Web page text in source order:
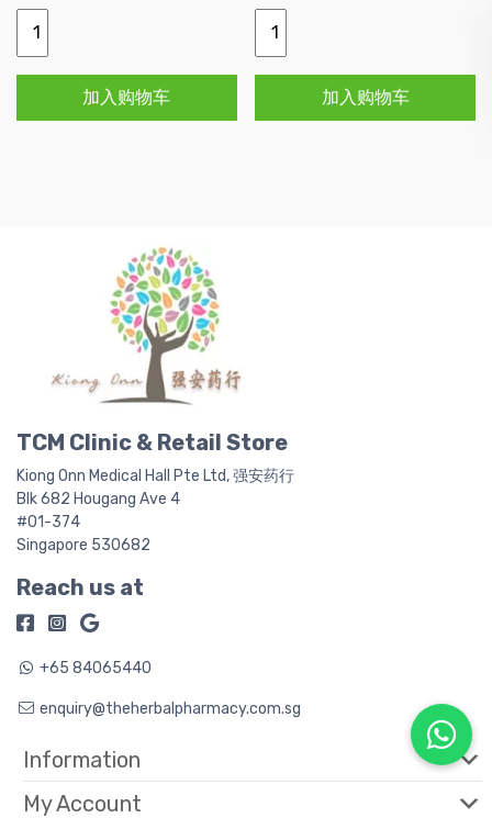
正
花
加入购物车
老
苍
加入购物车
TCM Clinic & Retail Store
Kiong Onn Medical Hall Pte Ltd, 强安药行
Blk 682 Hougang Ave 4
#01-374
Singapore 530682
Reach us at
+65 84065440
enquiry@theherbalpharmacy.com.sg
Information
My Account